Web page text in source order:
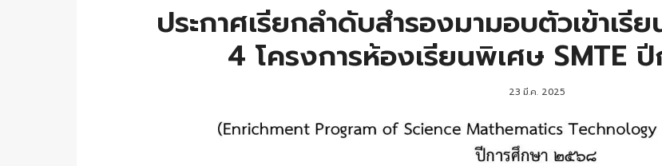
ประกาศเรียกลำดับสำรองมามอบตัวเข้าเ
4 โครงการห้องเรียนพิเศษ SMTE
23 มี.ค. 2025